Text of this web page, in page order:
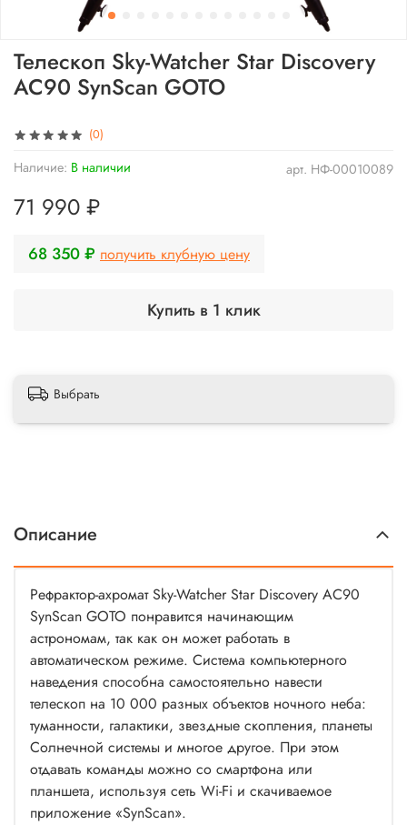
(0)
арт. НФ-00010089
Наличие: В наличии
Телескоп Sky-Watcher Star Discovery
AC90 SynScan GOTO
71 990 ₽
68 350 ₽ получить клубную цену
Купить в 1 клик
Выбрать
Описание
Рефрактор-ахромат Sky-Watcher Star Discovery AC90
SynScan GOTO понравится начинающим
астрономам, так как он может работать в
автоматическом режиме. Система компьютерного
наведения способна самостоятельно навести
телескоп на 10 000 разных объектов ночного неба:
туманности, галактики, звездные скопления, планеты
Солнечной системы и многое другое. При этом
отдавать команды можно со смартфона или
планшета, используя сеть Wi-Fi и скачиваемое
приложение «SynScan».